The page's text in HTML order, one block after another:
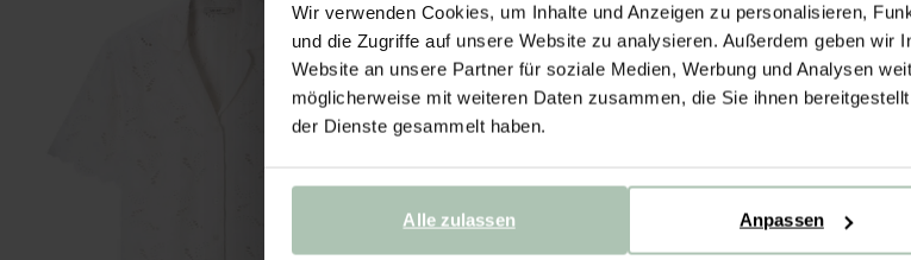
Wir verwenden Cookies, um Inhalte und Anzeigen zu personalisieren,
und die Zugriffe auf unsere Website zu analysieren. Außerdem geben wir
Website an unsere Partner für soziale Medien, Werbung und Analysen
möglicherweise mit weiteren Daten zusammen, die Sie ihnen
der Dienste gesammelt haben.
Anpassen
Alle zulassen